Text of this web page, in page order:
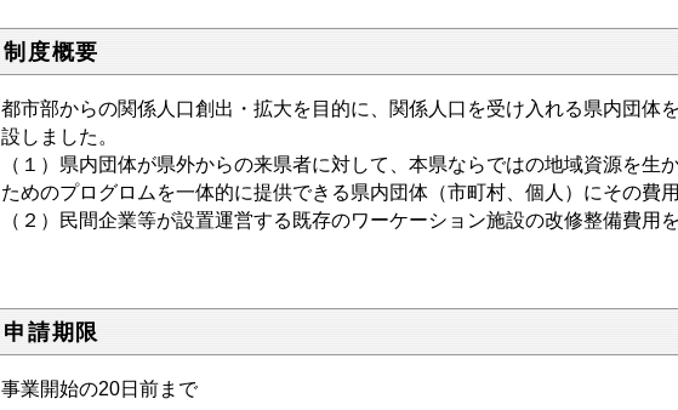
制度概要
都市部からの関係人口創出・拡大を目的に、関係人口を受け入れる県内団体
設しました。
（１）県内団体が県外からの来県者に対して、本県ならではの地域資源を生
ためのプログロムを一体的に提供できる県内団体（市町村、個人）にその費用
（２）民間企業等が設置運営する既存のワーケーション施設の改修整備費用を
申請期限
事業開始の20日前まで